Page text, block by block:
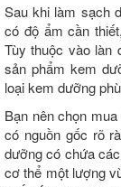
Sau khi làm sạch
có độ ẩm cần
Tùy thuộc vào làn
sản phẩm kem
loại kem dưỡng
Bạn nên chọn
có nguồn gốc rõ
dưỡng có chứa
cơ thể một lượng